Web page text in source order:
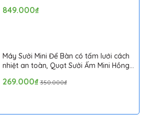
849.000₫
Máy Sưởi Mini Để Bàn có tấm lưới cách
nhiệt an toàn, Quạt Sưởi Ấm Mini Hồng
269.000₫ 350.000₫